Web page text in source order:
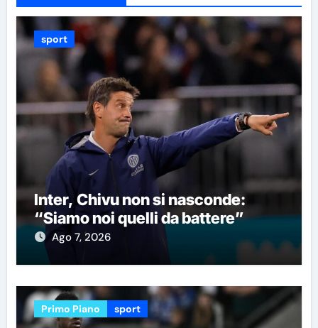
sport
Inter, Chivu non si nasconde:
“Siamo noi quelli da battere”
Ago 7, 2026
Primo Piano sport